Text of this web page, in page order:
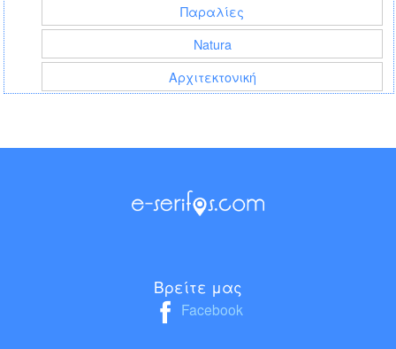
Παραλίες
Natura
Αρχιτεκτονική
Βρείτε μας
Facebook